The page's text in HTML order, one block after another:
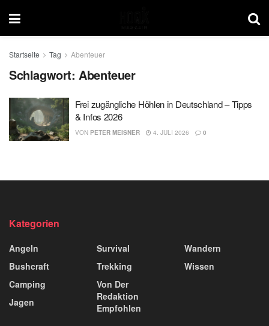
Startseite Tag Abenteuer
Schlagwort:Abenteuer
Frei zugängliche Höhlen in Deutschland – Tipps
& Infos 2026
VON PETER MEISNER 4. JULI 2026 0
Kategorien
Angeln
Bushcraft
Camping
Jagen
Survival
Trekking
Von Der
Redaktion
Empfohlen
Wandern
Wissen